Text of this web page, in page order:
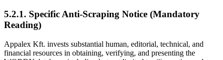
5.2.1. Specific Anti-Scraping Notice (Mandatory
Reading)
Appalex Kft. invests substantial human, editorial, technical, and
financial resources in obtaining, verifying, and presenting the